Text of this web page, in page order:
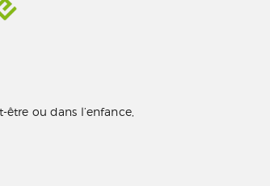
ou dans l’enfance,